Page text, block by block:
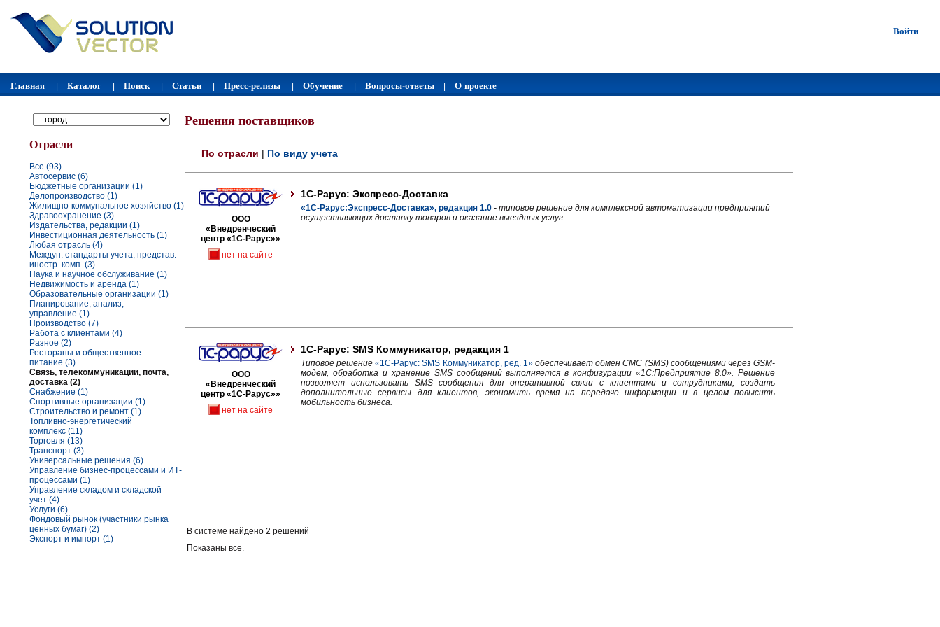
Войти
Главная Каталог Поиск Статьи Пресс-релизы Обучение Вопросы-ответы О проекте
Отрасли
Все (93)
Автосервис (6)
Бюджетные организации (1)
Делопроизводство (1)
Жилищно-коммунальное хозяйство (1)
Здравоохранение (3)
Издательства, редакции (1)
Инвестиционная деятельность (1)
Любая отрасль (4)
Междун. стандарты учета, представ.
иностр. комп. (3)
Наука и научное обслуживание (1)
Недвижимость и аренда (1)
Образовательные организации (1)
Планирование, анализ,
управление (1)
Производство (7)
Работа с клиентами (4)
Разное (2)
Рестораны и общественное
питание (3)
Связь, телекоммуникации, почта,
доставка (2)
Снабжение (1)
Спортивные организации (1)
Строительство и ремонт (1)
Топливно-энергетический
комплекс (11)
Торговля (13)
Транспорт (3)
Универсальные решения (6)
Управление бизнес-процессами и ИТ-
процессами (1)
Управление складом и складской
учет (4)
Услуги (6)
Фондовый рынок (участники рынка
ценных бумаг) (2)
Экспорт и импорт (1)
Решения поставщиков
По отрасли | По виду учета
ООО
«Внедренческий
центр «1С-Рарус»»
нет на сайте
1С-Рарус: Экспресс-Доставка
«1С-Рарус:Экспресс-Доставка», редакция 1.0 - типовое решение для комплексной автоматизации предприятий
осуществляющих доставку товаров и оказание выездных услуг.
ООО
«Внедренческий
центр «1С-Рарус»»
нет на сайте
1С-Рарус: SMS Коммуникатор, редакция 1
Типовое решение«1С-Рарус: SMS Коммуникатор, ред. 1»обеспечивает обмен СМС (SMS) сообщениями через GSM-
модем, обработка и хранение SMS сообщений выполняется в конфигурации «1С:Предприятие 8.0». Решение
позволяет использовать SMS сообщения для оперативной связи с клиентами и сотрудниками, создать
дополнительные сервисы для клиентов, экономить время на передаче информации и в целом повысить
мобильность бизнеса.
В системе найдено 2 решений
Показаны все.